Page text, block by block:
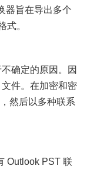
器旨在导出多个
式。
确定的原因。因
件。在加密和密
然后以多种联系
Outlook PST 联